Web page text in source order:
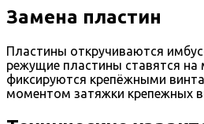
Замена пластин
Пластины откручиваются
режущие пластины ставятся на
фиксируются крепёжными
моментом затяжки крепежных